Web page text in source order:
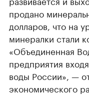
продано
долларов, что на
минералки стали
«Объединенная
предприятия
воды России», —
экономического